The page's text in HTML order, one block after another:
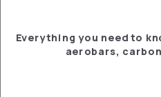
Everything you need to
aerobars,